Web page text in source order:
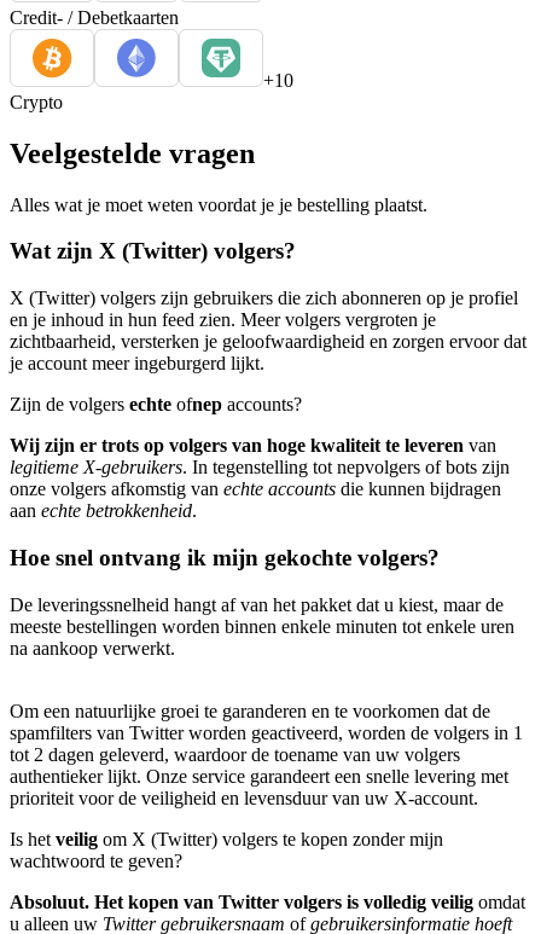
Credit- / Debetkaarten
+10
Crypto
Veelgestelde vragen
Alles wat je moet weten voordat je je bestelling plaatst.
Wat zijn X (Twitter) volgers?
X (Twitter) volgers zijn gebruikers die zich abonneren op je profiel
en je inhoud in hun feed zien. Meer volgers vergroten je
zichtbaarheid, versterken je geloofwaardigheid en zorgen ervoor dat
je account meer ingeburgerd lijkt.
Zijn de volgers echte ofnep accounts?
Wij zijn er trots op volgers van hoge kwaliteit te leveren van
legitieme X-gebruikers. In tegenstelling tot nepvolgers of bots zijn
onze volgers afkomstig van echte accounts die kunnen bijdragen
aan echte betrokkenheid.
Hoe snel ontvang ik mijn gekochte volgers?
De leveringssnelheid hangt af van het pakket dat u kiest, maar de
meeste bestellingen worden binnen enkele minuten tot enkele uren
na aankoop verwerkt.
Om een natuurlijke groei te garanderen en te voorkomen dat de
spamfilters van Twitter worden geactiveerd, worden de volgers in 1
tot 2 dagen geleverd, waardoor de toename van uw volgers
authentieker lijkt. Onze service garandeert een snelle levering met
prioriteit voor de veiligheid en levensduur van uw X-account.
Is het veilig om X (Twitter) volgers te kopen zonder mijn
wachtwoord te geven?
Absoluut. Het kopen van Twitter volgers is volledig veilig omdat
u alleen uw Twitter gebruikersnaam ofgebruikersinformatie hoeft